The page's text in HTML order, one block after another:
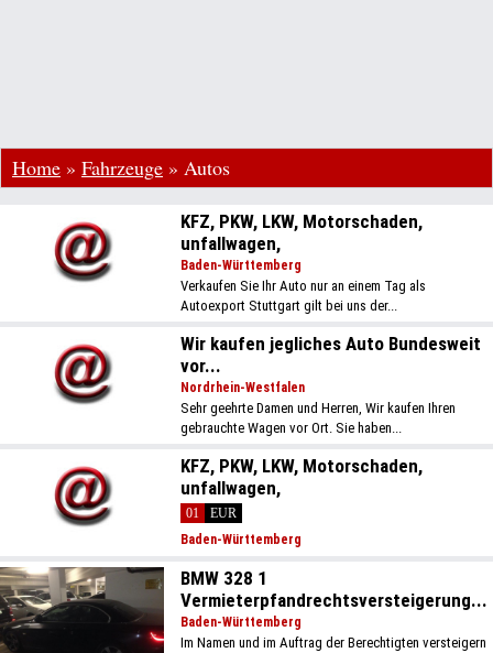
Home » Fahrzeuge » Autos
KFZ, PKW, LKW, Motorschaden,
unfallwagen,
Baden-Württemberg
Verkaufen Sie Ihr Auto nur an einem Tag als
Autoexport Stuttgart gilt bei uns der...
Wir kaufen jegliches Auto Bundesweit
vor...
Nordrhein-Westfalen
Sehr geehrte Damen und Herren, Wir kaufen Ihren
gebrauchte Wagen vor Ort. Sie haben...
KFZ, PKW, LKW, Motorschaden,
unfallwagen,
01
EUR
Baden-Württemberg
BMW 328 1
Vermieterpfandrechtsversteigerung...
Baden-Württemberg
Im Namen und im Auftrag der Berechtigten versteigern